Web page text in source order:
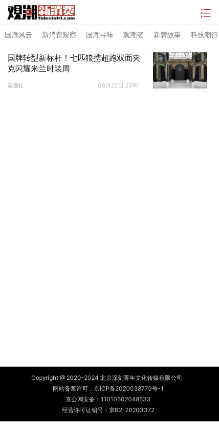
国潮风云 新消费观察 国潮寻味 观潮者 新牌故事 科技潮行
国牌转型新标杆！七匹狼携超跑双面夹
克闪耀米兰时装周
美通社 09月22日 23时
Copyright @ 2020-2024 北京深刻青年文化传媒有限公司
网站备案许可： 京ICP备2020038770号-1
京公网安备： 11010502048533
经营许可证编号：京B2-20203372